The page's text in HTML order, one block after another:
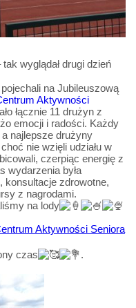
wyglądał drugi dzień
na Jubileuszową
Aktywności
łącznie 11 drużyn z
emocji i radości. Każdy
a najlepsze drużyny
nie wzięli udziału w
czerpiąc energię z
wydarzenia była
konsultacje zdrowotne,
z nagrodami.
na lody
Aktywności Seniora
czas .